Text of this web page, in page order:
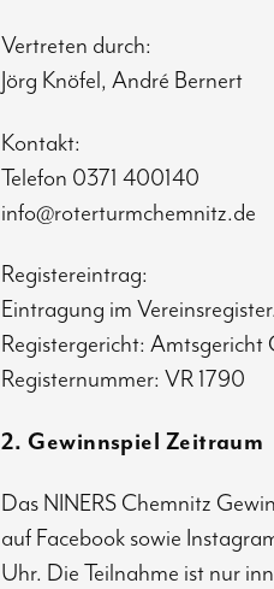
Vertreten durch:
Jörg Knöfel, André Bernert
Kontakt:
Telefon 0371 400140
info@roterturmchemnitz.de
Registereintrag:
Eintragung im Vereinsregister.
Registergericht: Amtsgericht
Registernummer: VR 1790
2. Gewinnspiel Zeitraum
Das NINERS Chemnitz
auf Facebook sowie
Uhr. Die Teilnahme ist nur